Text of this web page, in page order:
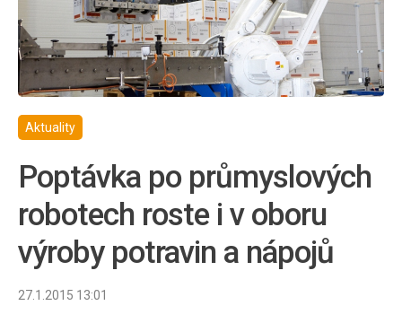
Aktuality
Poptávka po průmyslových
robotech roste i v oboru
výroby potravin a nápojů
27.1.2015 13:01